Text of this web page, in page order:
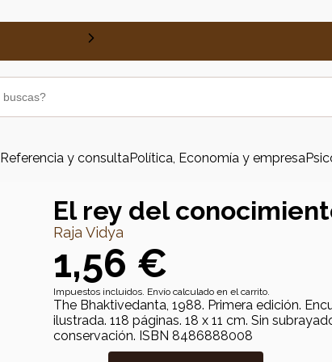
Referencia y consultaPolítica, Economía y empresa
El rey del
Raja Vidya
1,56 €
Impuestos incluidos. Envío calculado en el carrito.
The Bhaktivedanta, 1988. Primera edición.
ilustrada. 118 páginas. 18 x 11 cm. Sin
conservación. ISBN 8486888008